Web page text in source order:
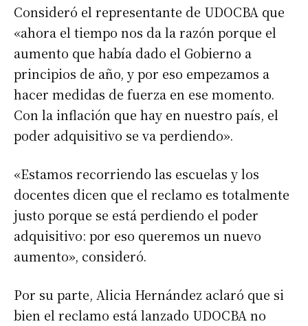
Consideró el representante de UDOCBA que
«ahora el tiempo nos da la razón porque el
aumento que había dado el Gobierno a
principios de año, y por eso empezamos a
hacer medidas de fuerza en ese momento.
Con la inflación que hay en nuestro país, el
poder adquisitivo se va perdiendo».
«Estamos recorriendo las escuelas y los
docentes dicen que el reclamo es totalmente
justo porque se está perdiendo el poder
adquisitivo: por eso queremos un nuevo
aumento», consideró.
Por su parte, Alicia Hernández aclaró que si
bien el reclamo está lanzado UDOCBA no